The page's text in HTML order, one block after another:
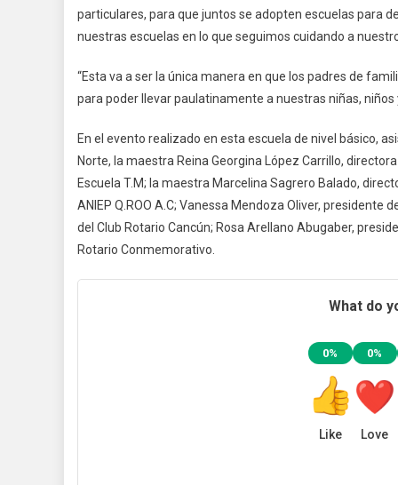
particulares, para que juntos se adopten escuelas para
nuestras escuelas en lo que seguimos cuidando a
“Esta va a ser la única manera en que los padres de
para poder llevar paulatinamente a nuestras niñas, niños
En el evento realizado en esta escuela de nivel básico,
Norte, la maestra Reina Georgina López Carrillo,
Escuela T.M; la maestra Marcelina Sagrero Balado,
ANIEP Q.ROO A.C; Vanessa Mendoza Oliver, presidente
del Club Rotario Cancún; Rosa Arellano Abugaber,
Rotario Conmemorativo.
What do
0%
Like
0%
Love